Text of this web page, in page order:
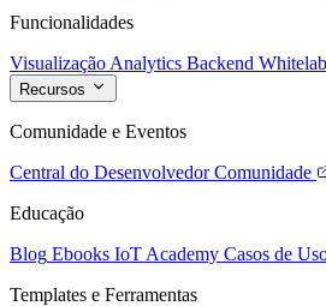
Funcionalidades
Visualização Analytics Backend
Recursos
Comunidade e Eventos
Central do Desenvolvedor Comunidade
Educação
Blog Ebooks IoT Academy Casos de
Templates e Ferramentas